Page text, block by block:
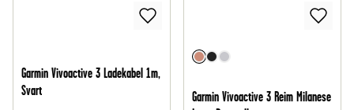
Garmin Vivoactive 3 Ladekabel 1m,
Svart
Garmin Vivoactive 3 Reim Milanese